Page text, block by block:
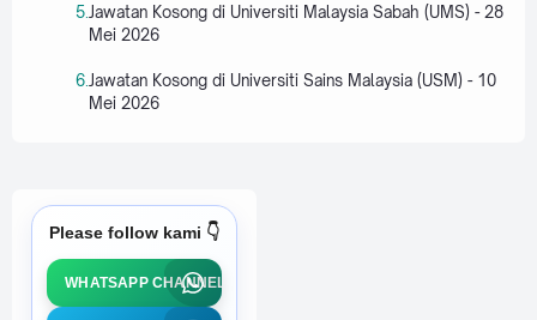
Jawatan Kosong di Universiti Malaysia Sabah (UMS) - 28
Mei 2026
Jawatan Kosong di Universiti Sains Malaysia (USM) - 10
Mei 2026
Please follow kami 👇
WHATSAPP CHANNEL